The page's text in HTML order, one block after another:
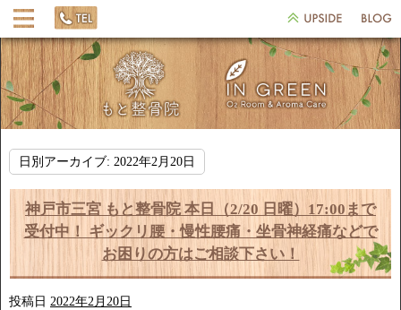
日別アーカイブ: 2022年2月20日
神戸市三宮 もと整骨院 本日（2/20 日曜）17:00まで
受付中！ ギックリ腰・慢性腰痛・坐骨神経痛などで
お困りの方はご相談下さい！
投稿日 2022年2月20日